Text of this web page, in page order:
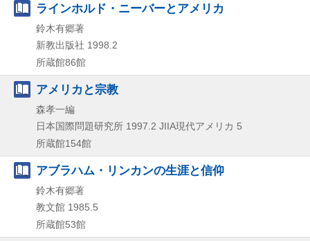
ラインホルド・ニーバーとアメリカ
鈴木有郷著
新教出版社 1998.2
所蔵館86館
アメリカと宗教
森孝一編
日本国際問題研究所 1997.2 JIIA現代アメリカ 5
所蔵館154館
アブラハム・リンカンの生涯と信仰
鈴木有郷著
教文館 1985.5
所蔵館53館